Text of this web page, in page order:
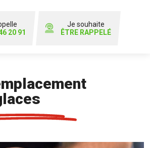
20 91
Je souhaite
ÊTRE RAPPELÉ